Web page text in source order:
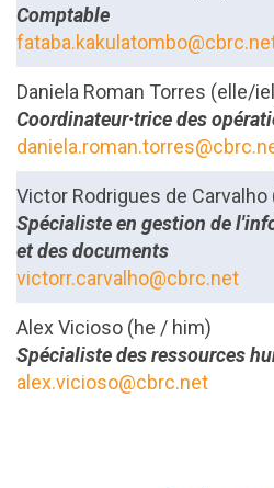
Comptable
Daniela Roman Torres (elle/
Coordinateur·trice des
Victor Rodrigues de Carvalho
Spécialiste en gestion de
et des documents
victorr.carvalho@cbrc.net
Alex Vicioso (he / him)
Spécialiste des ressources
alex.vicioso@cbrc.net